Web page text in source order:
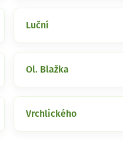
Luční
Ol. Blažka
Vrchlického